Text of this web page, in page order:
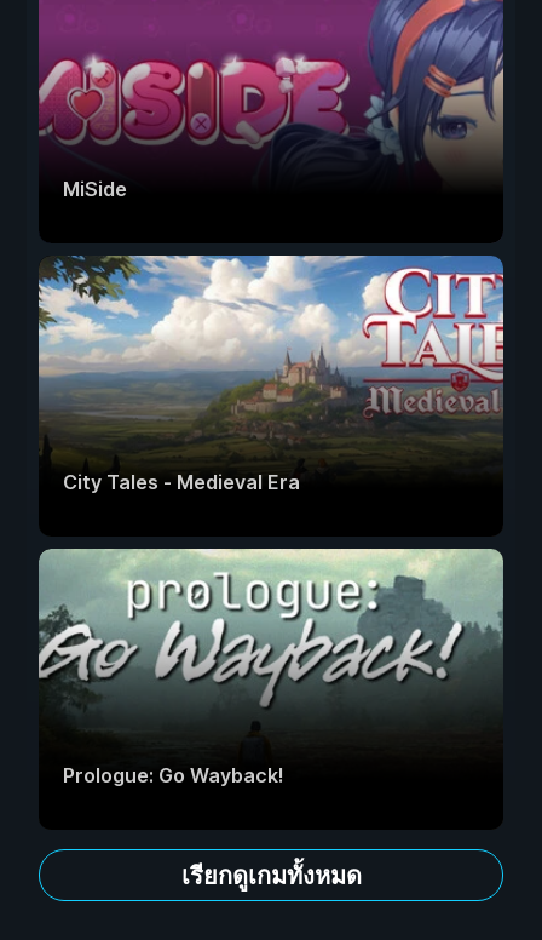
MiSide
City Tales - Medieval Era
Prologue: Go Wayback!
เรียกดูเกมทั้งหมด